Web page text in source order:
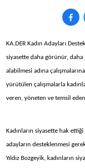
KA.DER Kadın Adayları
siyasette daha görünür,
alabilmesi adına
yürütülen çalışmalarla
veren, yöneten ve temsil
Kadınların siyasette hak
adayların desteklenmesi
Yıldız Bozgeyik, kadınların